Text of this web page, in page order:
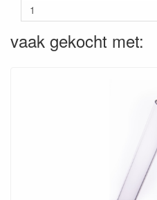
vaak gekocht met: